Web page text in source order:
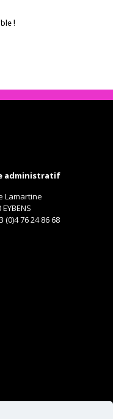
!
administratif
Lamartine
(0)4 76 24 86 68